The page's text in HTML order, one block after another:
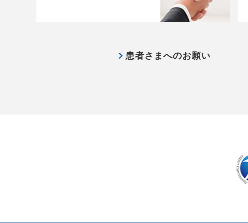
患者さまへのお願い